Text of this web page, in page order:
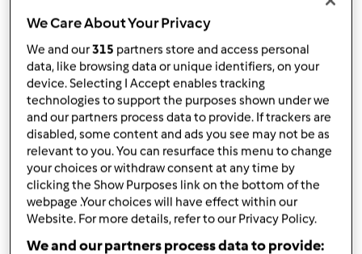
Bimby ® TM 31
daOspite
published: 19-05-2014
modificata: 21-09-2022
Aggiungi alle mie raccolte
condividi la ricetta
Crea variante
We Care About Your Privacy
We and our315 partners store and access personal
data, like browsing data or unique identifiers, on your
device. Selecting I Accept enables tracking
technologies to support the purposes shown under we
and our partners process data to provide. If trackers are
disabled, some content and ads you see may not be as
relevant to you. You can resurface this menu to change
your choices or withdraw consent at any time by
clicking the Show Purposes link on the bottom of the
webpage .Your choices will have effect within our
Website. For more details, refer to our Privacy Policy.
We and our partners process data to provide: